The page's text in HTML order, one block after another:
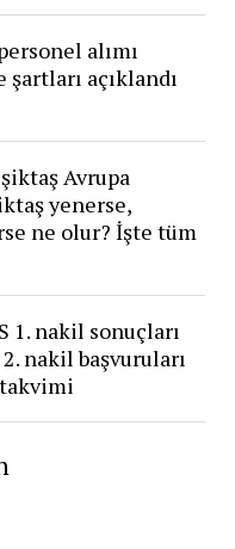
alımı
açıklandı
Avrupa
yenerse,
ne olur? İşte tüm
1. nakil sonuçları
nakil başvuruları
takvimi